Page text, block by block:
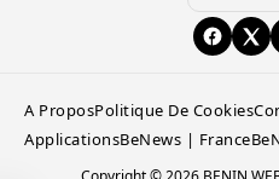
A ProposPolitique De Cookies
ApplicationsBeNews | France